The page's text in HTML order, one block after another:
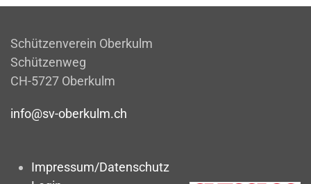
Schützenverein Oberkulm
Schützenweg
CH-5727 Oberkulm
info@sv-oberkulm.ch
Impressum/Datenschutz